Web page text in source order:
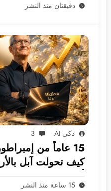
دقيقتان منذ النشر
ذكي AI 3
15 عاماً من
كيف تحولت آبل
أجهزة إلى غول بـ 5 ترليونات دولار؟
15 ساعة منذ النشر